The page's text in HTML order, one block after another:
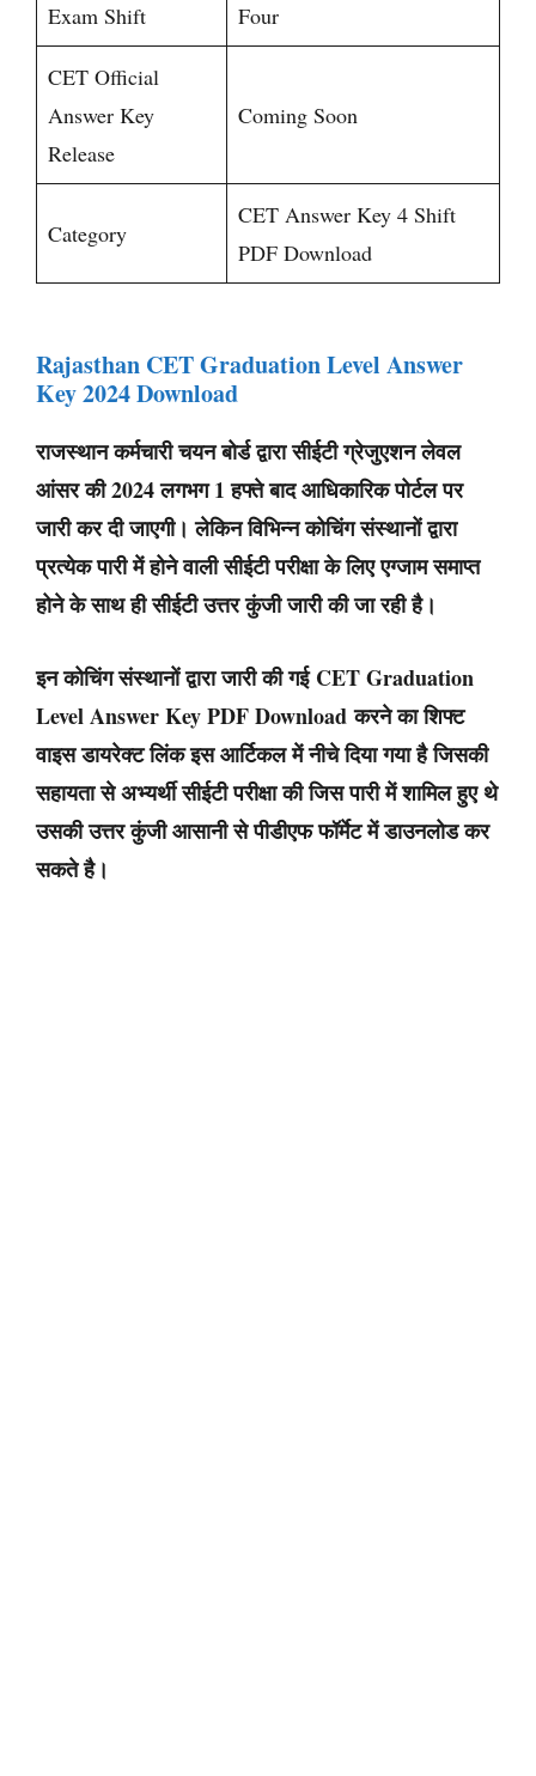
Exam Shift Four
CET Official
Answer Key
Release
Coming Soon
Category
CET Answer Key 4 Shift
PDF Download
Rajasthan CET Graduation Level Answer
Key 2024 Download
राजस्थान कर्मचारी चयन बोर्ड द्वारा सीईटी ग्रेजुएशन लेवल
आंसर की 2024 लगभग 1 हफ्ते बाद आधिकारिक पोर्टल पर
जारी कर दी जाएगी। लेकिन विभिन्न कोचिंग संस्थानों द्वारा
प्रत्येक पारी में होने वाली सीईटी परीक्षा के लिए एग्जाम समाप्त
होने के साथ ही सीईटी उत्तर कुंजी जारी की जा रही है।
इन कोचिंग संस्थानों द्वारा जारी की गईCET Graduation
Level Answer Key PDF Downloadकरने का शिफ्ट
वाइस डायरेक्ट लिंक इस आर्टिकल में नीचे दिया गया है जिसकी
सहायता से अभ्यर्थी सीईटी परीक्षा की जिस पारी में शामिल हुए थे
उसकी उत्तर कुंजी आसानी से पीडीएफ फॉर्मेट में डाउनलोड कर
सकते है।